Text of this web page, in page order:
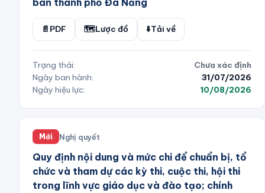
bàn thành phố Đà Nẵng
📄 PDF 🗺️Lược đồ ⬇️Tải về
Trạng thái:
Chưa xác định
Ngày ban hành:
31/07/2026
Ngày hiệu lực:
10/08/2026
Mới Nghị quyết
Quy định nội dung và mức chi để chuẩn bị, tổ
chức và tham dự các kỳ thi, cuộc thi, hội thi
trong lĩnh vực giáo dục và đào tạo; chính